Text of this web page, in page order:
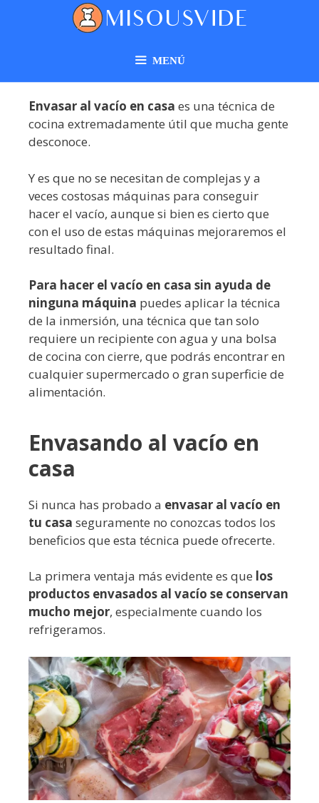
MENÚ
Envasar al vacío en casa es una técnica de
cocina extremadamente útil que mucha gente
desconoce.
Y es que no se necesitan de complejas y a
veces costosas máquinas para conseguir
hacer el vacío, aunque si bien es cierto que
con el uso de estas máquinas mejoraremos el
resultado final.
Para hacer el vacío en casa sin ayuda de
ninguna máquina puedes aplicar la técnica
de la inmersión, una técnica que tan solo
requiere un recipiente con agua y una bolsa
de cocina con cierre, que podrás encontrar en
cualquier supermercado o gran superficie de
alimentación.
Envasando al vacío en
casa
Si nunca has probado a envasar al vacío en
tu casa seguramente no conozcas todos los
beneficios que esta técnica puede ofrecerte.
La primera ventaja más evidente es que los
productos envasados al vacío se conservan
mucho mejor, especialmente cuando los
refrigeramos.